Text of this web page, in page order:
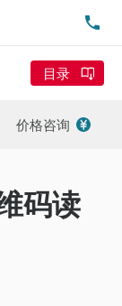
目录
价格咨询
码读